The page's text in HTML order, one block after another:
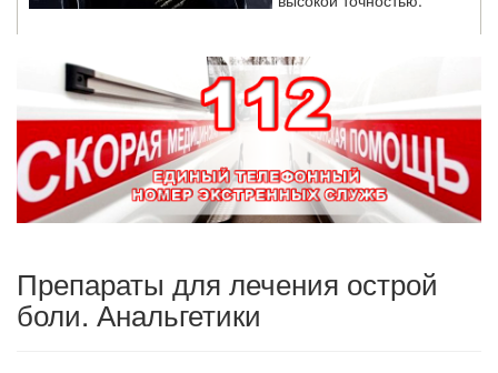
Зарплата врачей в 2018 году превысит средний доход
россиян в два раза
Глава Минздрава РФ
Вероника Скворцова
опровергла
сообщение о падении
доходов медицинских
работников в
заявила об этом на
встрече с журналистами ведущих...
Препараты для лечения острой
боли. Анальгетики